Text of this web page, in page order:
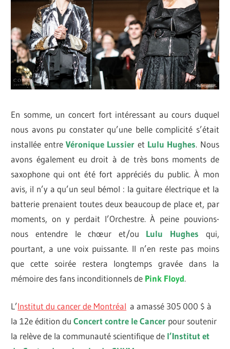
En somme, un concert fort intéressant au cours duquel
nous avons pu constater qu’une belle complicité s’était
installée entre Véronique Lussier et Lulu Hughes. Nous
avons également eu droit à de très bons moments de
saxophone qui ont été fort appréciés du public. À mon
avis, il n’y a qu’un seul bémol : la guitare électrique et la
batterie prenaient toutes deux beaucoup de place et, par
moments, on y perdait l’Orchestre. À peine pouvions-
nous entendre le chœur et/ou Lulu Hughes qui,
pourtant, a une voix puissante. Il n’en reste pas moins
que cette soirée restera longtemps gravée dans la
mémoire des fans inconditionnels de Pink Floyd.
L’Institut du cancer de Montréal a amassé 305 000 $ à
la 12e édition duConcert contre le Cancer pour soutenir
la relève de la communauté scientifique de l’Institut et